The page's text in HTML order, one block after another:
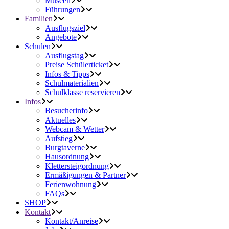
Führungen
Familien
Ausflugsziel
Angebote
Schulen
Ausflugstag
Preise Schülerticket
Infos & Tipps
Schulmaterialien
Schulklasse reservieren
Infos
Besucherinfo
Aktuelles
Webcam & Wetter
Aufstieg
Burgtaverne
Hausordnung
Klettersteigordnung
Ermäßigungen & Partner
Ferienwohnung
FAQs
SHOP
Kontakt
Kontakt/Anreise